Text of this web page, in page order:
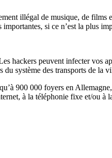
illégal de musique, de
si ce n’est la plus
hackers peuvent infecter vos
système des transports de la
900 000 foyers en
à la téléphonie fixe et/ou